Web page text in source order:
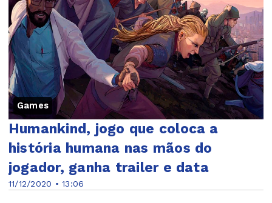
Games
11/12/2020 • 13:06
Humankind, jogo que coloca a
história humana nas mãos do
jogador, ganha trailer e data